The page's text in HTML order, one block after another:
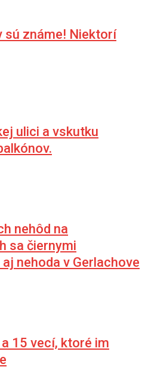
sú známe! Niektorí
ulici a vskutku
nehôd na
sa čiernymi
nehoda v Gerlachove
15 vecí, ktoré im